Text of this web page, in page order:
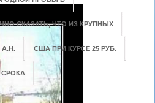
СКАЗАТЬ, ЧТО ИЗ КРУПНЫХ
США ПРИ КУРСЕ 25 РУБ.